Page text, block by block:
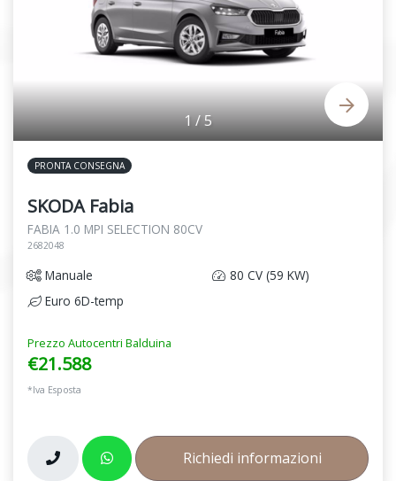
1/5
PRONTA CONSEGNA
SKODA Fabia
FABIA 1.0 MPI SELECTION 80CV
2682048
Manuale
80 CV (59 KW)
Euro 6D-temp
Prezzo Autocentri Balduina
€21.588
*Iva Esposta
Richiedi informazioni